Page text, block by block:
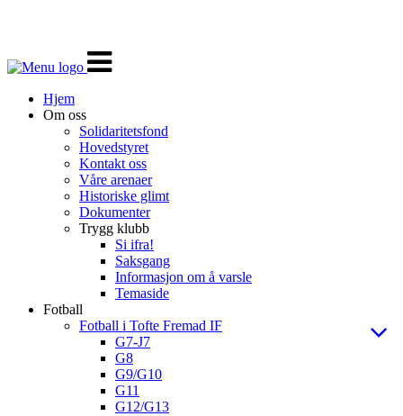
Veksle
navigasjon
Hjem
Om oss
Solidaritetsfond
Hovedstyret
Kontakt oss
Våre arenaer
Historiske glimt
Dokumenter
Trygg klubb
Si ifra!
Saksgang
Informasjon om å varsle
Temaside
Fotball
Fotball i Tofte Fremad IF
G7-J7
G8
G9/G10
G11
G12/G13